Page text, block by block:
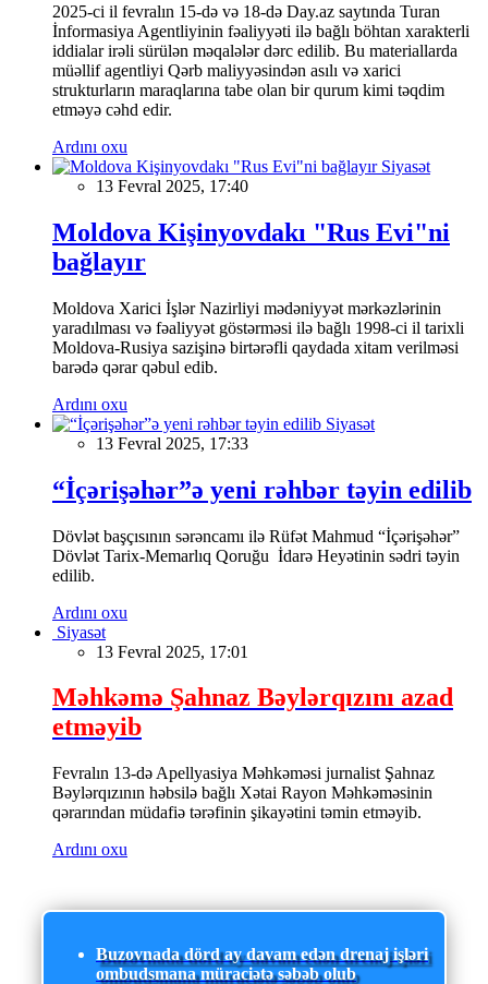
2025-ci il fevralın 15-də və 18-də Day.az saytında Turan
İnformasiya Agentliyinin fəaliyyəti ilə bağlı böhtan xarakterli
iddialar irəli sürülən məqalələr dərc edilib. Bu materiallarda
müəllif agentliyi Qərb maliyyəsindən asılı və xarici
strukturların maraqlarına tabe olan bir qurum kimi təqdim
etməyə cəhd edir.
Ardını oxu
Siyasət
13 Fevral 2025, 17:40
Moldova Kişinyovdakı "Rus Evi"ni
bağlayır
Moldova Xarici İşlər Nazirliyi mədəniyyət mərkəzlərinin
yaradılması və fəaliyyət göstərməsi ilə bağlı 1998-ci il tarixli
Moldova-Rusiya sazişinə birtərəfli qaydada xitam verilməsi
barədə qərar qəbul edib.
Ardını oxu
Siyasət
13 Fevral 2025, 17:33
“İçərişəhər”ə yeni rəhbər təyin edilib
Dövlət başçısının sərəncamı ilə Rüfət Mahmud “İçərişəhər”
Dövlət Tarix-Memarlıq Qoruğu İdarə Heyətinin sədri təyin
edilib.
Ardını oxu
Siyasət
13 Fevral 2025, 17:01
Məhkəmə Şahnaz Bəylərqızını azad
etməyib
Fevralın 13-də Apellyasiya Məhkəməsi jurnalist Şahnaz
Bəylərqızının həbsilə bağlı Xətai Rayon Məhkəməsinin
qərarından müdafiə tərəfinin şikayətini təmin etməyib.
Ardını oxu
Buzovnada dörd ay davam edən drenaj işləri
ombudsmana müraciətə səbəb olub